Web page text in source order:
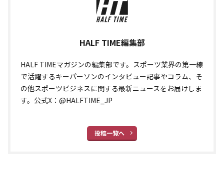
HALF TIME編集部
HALF TIMEマガジンの編集部です。スポーツ業界の第一線
で活躍するキーパーソンのインタビュー記事やコラム、そ
の他スポーツビジネスに関する最新ニュースをお届けしま
す。公式X：@HALFTIME_JP
投稿一覧へ